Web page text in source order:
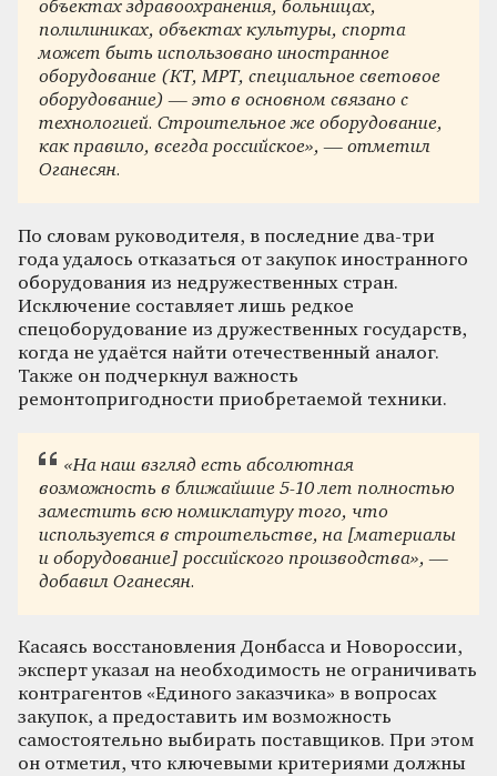
объектах здравоохранения, больницах,
полилиниках, объектах культуры, спорта
может быть использовано иностранное
оборудование (КТ, МРТ, специальное световое
оборудование) — это в основном связано с
технологией. Строительное же оборудование,
как правило, всегда российское», — отметил
Оганесян.
По словам руководителя, в последние два-три
года удалось отказаться от закупок иностранного
оборудования из недружественных стран.
Исключение составляет лишь редкое
спецоборудование из дружественных государств,
когда не удаётся найти отечественный аналог.
Также он подчеркнул важность
ремонтопригодности приобретаемой техники.
«На наш взгляд есть абсолютная
возможность в ближайшие 5-10 лет полностью
заместить всю номиклатуру того, что
используется в строительстве, на [материалы
и оборудование] российского производства», —
добавил Оганесян.
Касаясь восстановления Донбасса и Новороссии,
эксперт указал на необходимость не ограничивать
контрагентов «Единого заказчика» в вопросах
закупок, а предоставить им возможность
самостоятельно выбирать поставщиков. При этом
он отметил, что ключевыми критериями должны